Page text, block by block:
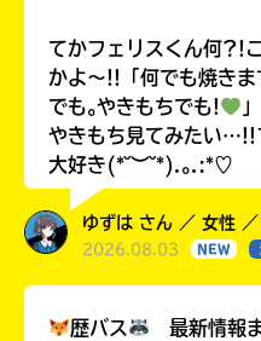
てかフェリスくん何?!
かよ〜!!「何でも焼き
でも｡やきもちでも!
やきもち見てみたい…!!
大好き(*˘︶˘*).｡.:*♡
ゆずは さん ／ 女性
2026.08.03 NEW
歴バス 最新情報